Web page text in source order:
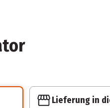
Lieferung in